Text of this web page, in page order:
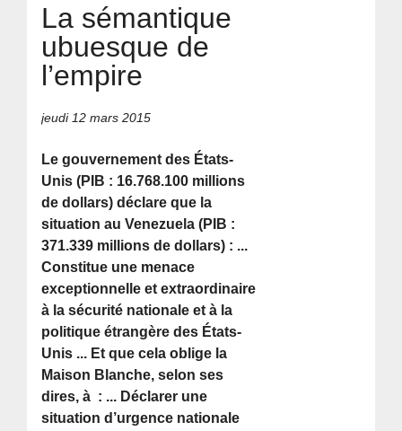
La sémantique
ubuesque de
l’empire
jeudi 12 mars 2015
Le gouvernement des États-
Unis (PIB : 16.768.100 millions
de dollars) déclare que la
situation au Venezuela (PIB :
371.339 millions de dollars) : ...
Constitue une menace
exceptionnelle et extraordinaire
à la sécurité nationale et à la
politique étrangère des États-
Unis ... Et que cela oblige la
Maison Blanche, selon ses
dires, à : ... Déclarer une
situation d’urgence nationale